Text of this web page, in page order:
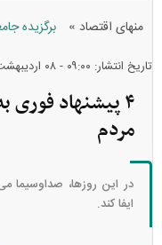
منهای اقتصاد » برگزیده
تاریخ انتشار: ۰۹:۰۰ - ۰۸ ارديبهشت ۱۴۰۵
۴ پیشنهاد
مردم
در این روزها، صداوسیما
ایفا کند.